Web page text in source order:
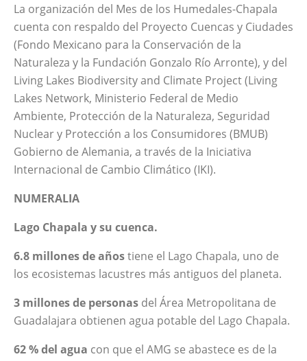
La organización del Mes de los Humedales-Chapala
cuenta con respaldo del Proyecto Cuencas y Ciudades
(Fondo Mexicano para la Conservación de la
Naturaleza y la Fundación Gonzalo Río Arronte), y del
Living Lakes Biodiversity and Climate Project (Living
Lakes Network, Ministerio Federal de Medio
Ambiente, Protección de la Naturaleza, Seguridad
Nuclear y Protección a los Consumidores (BMUB)
Gobierno de Alemania, a través de la Iniciativa
Internacional de Cambio Climático (IKI).
NUMERALIA
Lago Chapala y su cuenca.
6.8 millones de añostiene el Lago Chapala, uno de
los ecosistemas lacustres más antiguos del planeta.
3 millonesde personas del Área Metropolitana de
Guadalajara obtienen agua potable del Lago Chapala.
62% del agua con que el AMG se abastece es de la